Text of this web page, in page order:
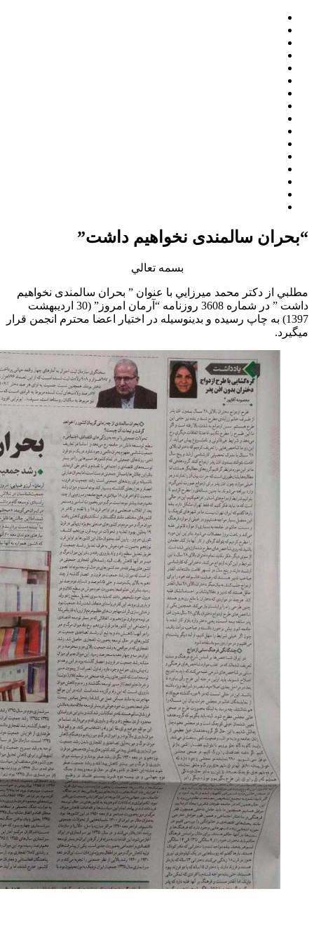
“بحران سالمندی نخواهیم داشت”
بسمه تعالي
مطلبي از دكتر محمد ميرزايي با عنوان ” بحران سالمندی نخواهیم
داشت ” در شماره 3608 روزنامه “آرمان امروز” (30 اردیبهشت
1397) به چاپ رسيده و بدينوسيله در اختيار اعضا محترم انجمن قرار
ميگيرد.